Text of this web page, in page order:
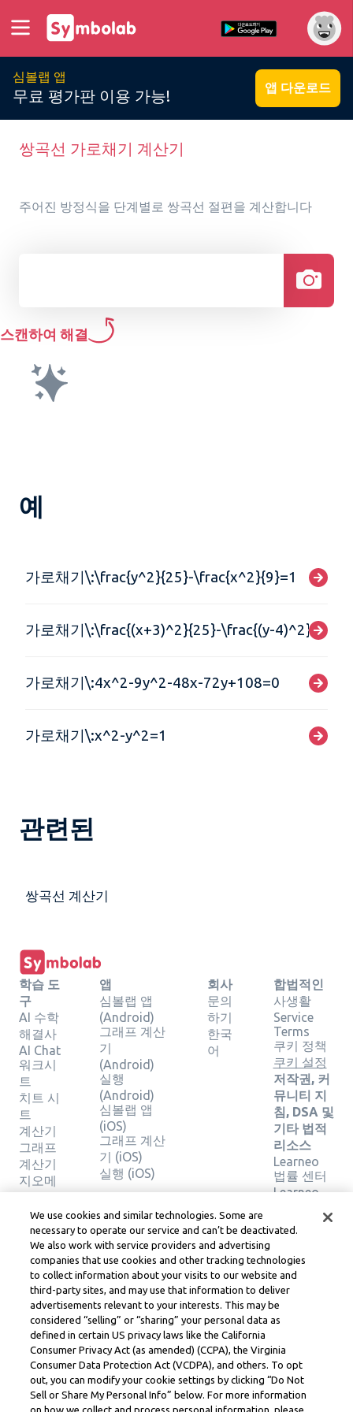
심볼랩 앱
무료 평가판 이용 가능! 앱 다운로드
쌍곡선 가로채기 계산기
주어진 방정식을 단계별로 쌍곡선 절편을 계산합니다
스캔하여 해결
예
가로채기\:\frac{y^2}{25}-\frac{x^2}{9}=1
가로채기\:\frac{(x+3)^2}{25}-\frac{(y-4)^2}{9}=1
가로채기\:4x^2-9y^2-48x-72y+108=0
가로채기\:x^2-y^2=1
관련된
쌍곡선 계산기
학습 도
구
AI 수학
해결사
AI Chat
워크시
트
치트 시
트
계산기
그래프
계산기
지오메
트리 계
산기
솔루션
확인
앱
심볼랩 앱
(Android)
그래프 계산
기
(Android)
실행
(Android)
심볼랩 앱
(iOS)
그래프 계산
기 (iOS)
실행 (iOS)
회사
문의
하기
한국
어
합법적인
사생활
Service
Terms
쿠키 정책
쿠키 설정
저작권, 커
뮤니티 지
침, DSA 및
기타 법적
리소스
Learneo
법률 센터
Learneo
Symbolab, a Learneo, Inc. business
© Learneo, Inc. 2024
We use cookies and similar technologies. Some are
necessary to operate our service and can’t be deactivated.
We also work with service providers and advertising
companies that use cookies and other tracking technologies
to collect information about your visits to our website and
third-party sites, and may use that information to deliver
advertisements relevant to your interests. This may be
considered “selling” or “sharing” your personal data as
defined in certain US privacy laws like the California
Consumer Privacy Act (as amended) (CCPA), the Virginia
Consumer Data Protection Act (VCDPA), and others. To opt
out, you can modify your cookie settings by clicking “Do Not
Sell or Share My Personal Info” below. For more information
on how we collect and process personal information, please